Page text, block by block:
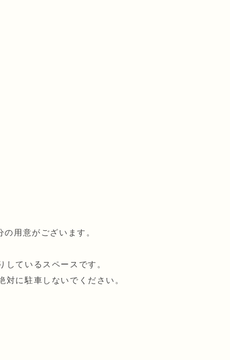
用意がございます。
しているスペースです。
対に駐車しないでください。